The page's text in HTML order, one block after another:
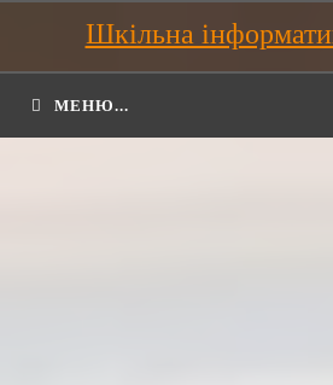
Шкільна
МЕНЮ...